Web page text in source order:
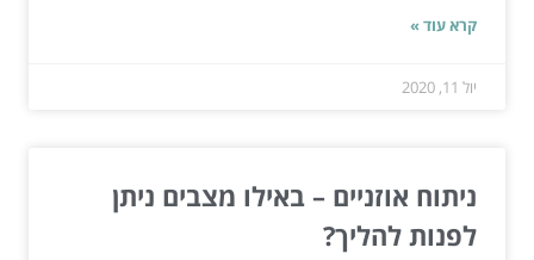
קרא עוד »
יול 11, 2020
ניתוח אוזניים – באילו מצבים ניתן
לפנות להליך?